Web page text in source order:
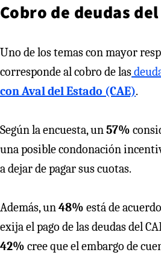
Cobro de deudas del
Uno de los temas con mayor
corresponde al cobro de las
con Aval del Estado (CAE).
Según la encuesta, un57%
una posible condonación
a dejar de pagar sus cuotas.
Además, un48% está de
exija el pago de las deudas del
42% cree que el embargo de